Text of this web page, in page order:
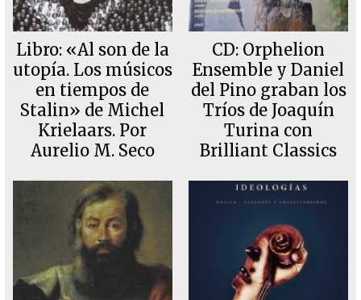
Libro: «Al son de la
utopía. Los músicos
en tiempos de
Stalin» de Michel
Krielaars. Por
Aurelio M. Seco
CD: Orphelion
Ensemble y Daniel
del Pino graban los
Tríos de Joaquín
Turina con
Brilliant Classics